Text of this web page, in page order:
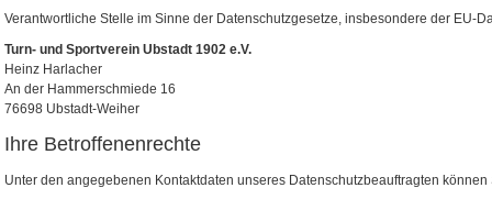
Verantwortliche Stelle im Sinne der Datenschutzgesetze, insbesondere der EU-
Turn- und Sportverein Ubstadt 1902 e.V.
Heinz Harlacher
An der Hammerschmiede 16
76698 Ubstadt-Weiher
Ihre Betroffenenrechte
Unter den angegebenen Kontaktdaten unseres Datenschutzbeauftragten